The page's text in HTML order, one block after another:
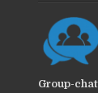
Group-